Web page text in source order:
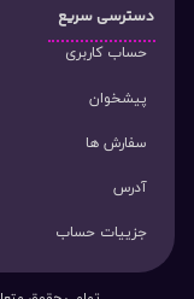
دسترسی سریع
حساب کاربری
پیشخوان
سفارش ها
آدرس
جزییات حساب